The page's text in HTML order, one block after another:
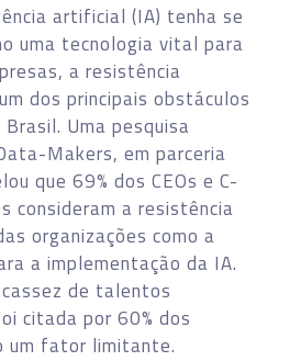
artificial (IA) tenha se
uma tecnologia vital para
a resistência
dos principais obstáculos
Uma pesquisa
Makers, em parceria
que 69% dos CEOs e C-
consideram a resistência
organizações como a
a implementação da IA.
de talentos
citada por 60% dos
um fator limitante.